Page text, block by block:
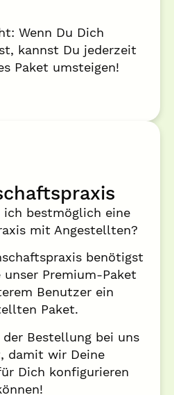
Wenn Du Dich
kannst Du jederzeit
Paket umsteigen!
ich bestmöglich eine
mit Angestellten?
benötigst
unser Premium-Paket
Benutzer ein
Paket.
der Bestellung bei uns
damit wir Deine
Dich konfigurieren